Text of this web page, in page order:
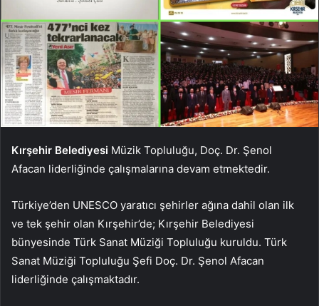
Kırşehir Belediyesi Müzik Topluluğu, Doç. Dr. Şenol
Afacan liderliğinde çalışmalarına devam etmektedir.
Türkiye’den UNESCO yaratıcı şehirler ağına dahil olan ilk
ve tek şehir olan Kırşehir’de; Kırşehir Belediyesi
bünyesinde Türk Sanat Müziği Topluluğu kuruldu. Türk
Sanat Müziği Topluluğu Şefi Doç. Dr. Şenol Afacan
liderliğinde çalışmaktadır.